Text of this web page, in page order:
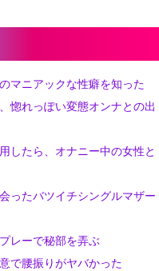
マニアックな性癖を知った
惚れっぽい変態オンナとの出
したら、オナニー中の女性と
ったバツイチシングルマザー
レーで秘部を弄ぶ
で腰振りがヤバかった